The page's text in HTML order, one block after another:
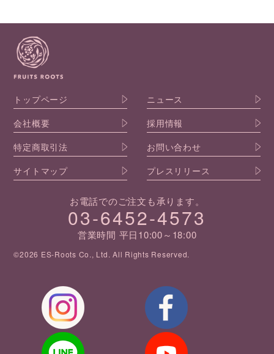
トップページ
ニュース
会社概要
採用情報
特定商取引法
お問い合わせ
サイトマップ
プレスリリース
お電話でのご注文も承ります。
03-6452-4573
営業時間 平日10:00～18:00
©2026 ES-Roots Co., Ltd. All Rights Reserved.